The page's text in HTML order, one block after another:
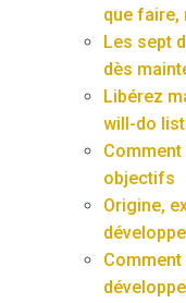
que faire,
Les sept
dès
Libérez
will-do
objectifs
Origine,